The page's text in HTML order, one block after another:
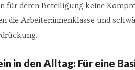
für deren Beteiligung keine
die Arbeiter:innenklasse und
in den Alltag: Für eine